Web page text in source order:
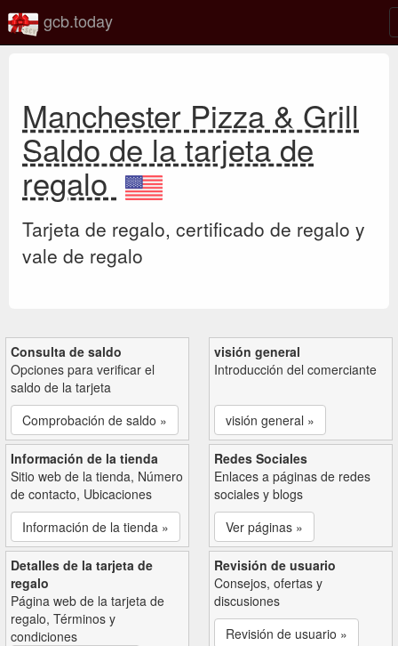
gcb.today
Manchester Pizza & Grill
Saldo de la tarjeta de
regalo
Tarjeta de regalo, certificado de regalo y
vale de regalo
Consulta de saldo
Opciones para verificar el
saldo de la tarjeta
Comprobación de saldo »
visión general
Introducción del comerciante
visión general »
Información de la tienda
Sitio web de la tienda, Número
de contacto, Ubicaciones
Información de la tienda »
Redes Sociales
Enlaces a páginas de redes
sociales y blogs
Ver páginas »
Detalles de la tarjeta de
regalo
Página web de la tarjeta de
regalo, Términos y
condiciones
Revisión de usuario
Consejos, ofertas y
discusiones
Revisión de usuario »